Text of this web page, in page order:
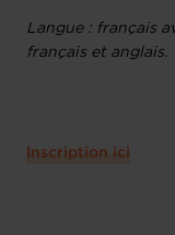
Langue : français
français et anglais.
Inscription ici